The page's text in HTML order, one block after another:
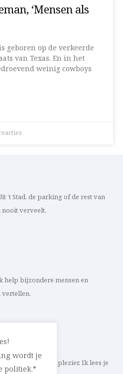
‘Mensen als
geboren op de verkeerde
van Texas. En in het
weinig cowboys
’t Stad, de parking of de rest van
nooit verveelt.
help bijzondere mensen en
verhaal? Met veel plezier. Ik lees je
wordt je
politiek.*